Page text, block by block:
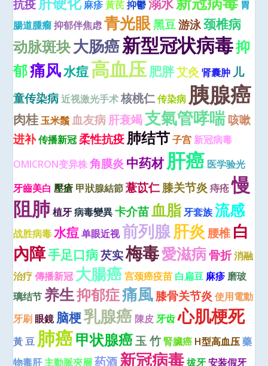
抗疫
麻疹黃芪 抑鬱 溺水
胃
腸道腫瘤 抑郁伴焦虑青光眼 黑豆游泳颈椎病
动脉斑块大肠癌新型冠状病毒抑
郁痛风水痘高血压肥胖艾灸 肾囊肿 儿
童传染病 近视激光手术 核桃仁 传染病 胰腺癌
肉桂 玉米鬚 血友病肝衰竭支氣管哮喘咳嗽
进补传播新冠 柔性抗疫肺结节 子宫 新冠病毒
OMICRON变异株 角膜炎 中药材肝癌 医学验光
牙齒美白 壓瘡 甲狀腺結節 薏苡仁膝关节炎 痔疮 慢
阻肺 植牙 病毒變異 卡介苗血脂 牙套族 流感
战胜病毒 水痘 单眼近视前列腺肝炎 腰椎 白
內障手足口病芡实梅毒愛滋病骨折消融
治疗 傳播新冠 大腸癌 宫颈癌疫苗 白扁豆 麻疹 磨玻
璃结节 养生抑郁症痛風膝骨关节炎 使用電動
牙刷 眼鏡 脑梗乳腺癌 陳皮 牙齿 心肌梗死
黃 豆 肺癌甲状腺癌玉 竹 腎臟癌 H型高血压 藥
物毒肝主動脈夾層 药酒新冠病毒 拔牙 安装假牙